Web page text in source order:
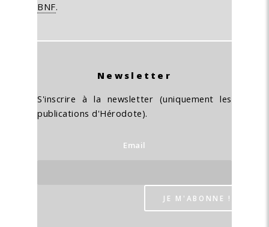
BNF.
Newsletter
S'inscrire à la newsletter (uniquement les
publications d'Hérodote).
Email